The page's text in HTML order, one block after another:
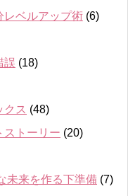
レベルアップ術 (6)
誤 (18)
クス (48)
ストーリー (20)
未来を作る下準備 (7)